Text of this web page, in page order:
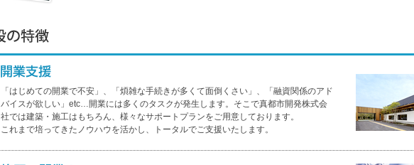
「はじめての開業で不安」、「煩雑な手続きが多くて面倒くさい」、「融資関係のアド
バイスが欲しい」etc…開業には多くのタスクが発生します。そこで真都市開発株式会
社では建築・施工はもちろん、様々なサポートプランをご用意しております。
これまで培ってきたノウハウを活かし、トータルでご支援いたします。